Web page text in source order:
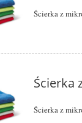
Ścierka z
Ścierka
Ścierka z